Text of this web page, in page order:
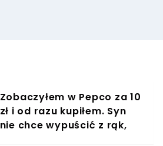
Zobaczyłem w Pepco za 10
zł i od razu kupiłem. Syn
nie chce wypuścić z rąk,